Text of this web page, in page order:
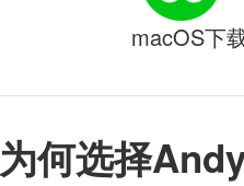
为何选择
macOS下